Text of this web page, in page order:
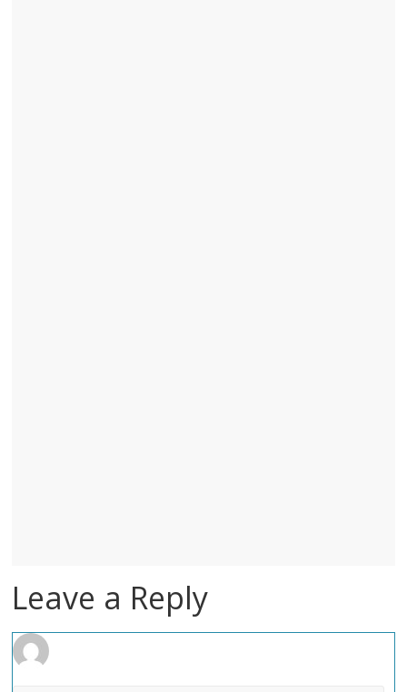
Leave a Reply